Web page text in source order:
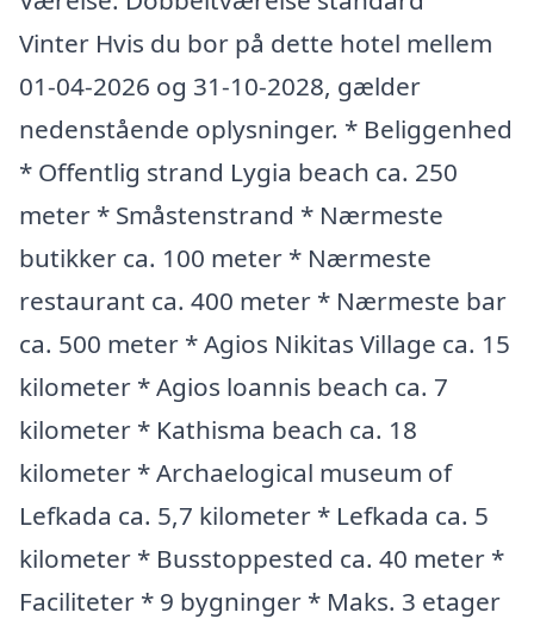
Vinter Hvis du bor på dette hotel mellem
01-04-2026 og 31-10-2028, gælder
nedenstående oplysninger. * Beliggenhed
* Offentlig strand Lygia beach ca. 250
meter * Småstenstrand * Nærmeste
butikker ca. 100 meter * Nærmeste
restaurant ca. 400 meter * Nærmeste bar
ca. 500 meter * Agios Nikitas Village ca. 15
kilometer * Agios loannis beach ca. 7
kilometer * Kathisma beach ca. 18
kilometer * Archaelogical museum of
Lefkada ca. 5,7 kilometer * Lefkada ca. 5
kilometer * Busstoppested ca. 40 meter *
Faciliteter * 9 bygninger * Maks. 3 etager